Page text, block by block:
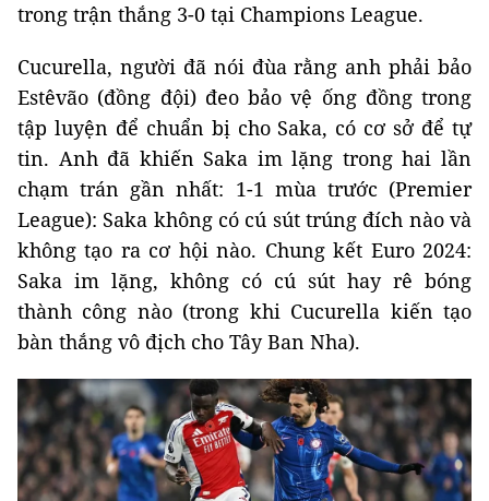
trong trận thắng 3-0 tại Champions League.
Cucurella, người đã nói đùa rằng anh phải bảo
Estêvão (đồng đội) đeo bảo vệ ống đồng trong
tập luyện để chuẩn bị cho Saka, có cơ sở để tự
tin. Anh đã khiến Saka im lặng trong hai lần
chạm trán gần nhất: 1-1 mùa trước (Premier
League): Saka không có cú sút trúng đích nào và
không tạo ra cơ hội nào. Chung kết Euro 2024:
Saka im lặng, không có cú sút hay rê bóng
thành công nào (trong khi Cucurella kiến tạo
bàn thắng vô địch cho Tây Ban Nha).